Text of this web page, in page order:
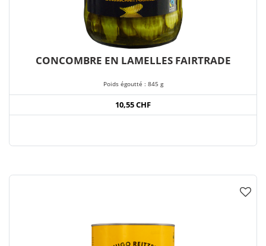
CONCOMBRE EN LAMELLES FAIRTRADE
Poids égoutté : 845 g
10,55 CHF